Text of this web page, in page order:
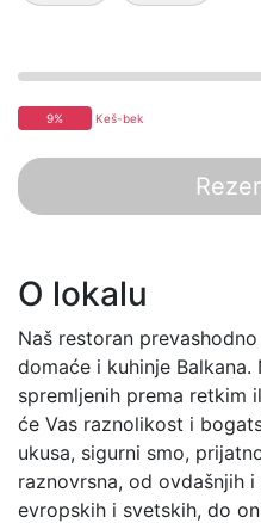
9% Keš-bek
O lokalu
Naš restoran
domaće i kuhinje
spremljenih prema retkim
će Vas raznolikost i
ukusa, sigurni smo,
raznovrsna, od ovdašnjih
evropskih i svetskih, do